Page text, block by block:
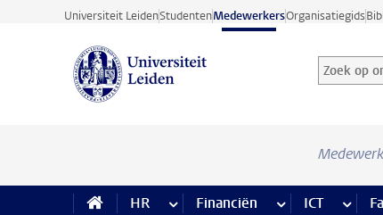
Ga direct naar de inhoud
Universiteit LeidenStudentenMedewerkersOrganisatiegids
Zoek op
Zoekterm
HR meer HR pagina’s
Financiën meer Financiën
ICT meer